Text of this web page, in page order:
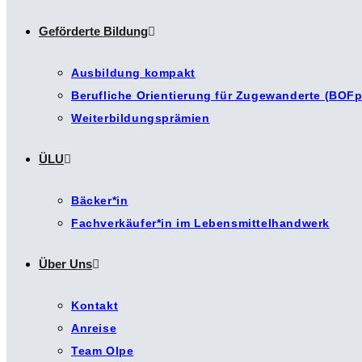
Geförderte Bildung
Ausbildung kompakt
Berufliche Orientierung für Zugewanderte
Weiterbildungsprämien
ÜLU
Bäcker*in
Fachverkäufer*in im Lebensmittelhandwerk
Über Uns
Kontakt
Anreise
Team Olpe